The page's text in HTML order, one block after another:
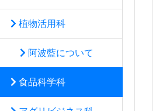
植物活用科
阿波藍について
食品科学科